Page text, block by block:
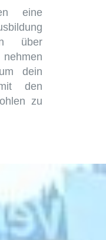
eine
über
dein
den
zu